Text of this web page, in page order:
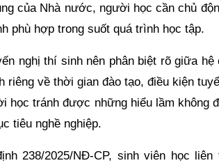
của Nhà nước, người học cần chủ
phù hợp trong suốt quá trình học tập.
nghị thí sinh nên phân biệt rõ giữa
riêng về thời gian đào tạo, điều kiện
học tránh được những hiểu lầm không
tiêu nghề nghiệp.
238/2025/NĐ-CP, sinh viên học